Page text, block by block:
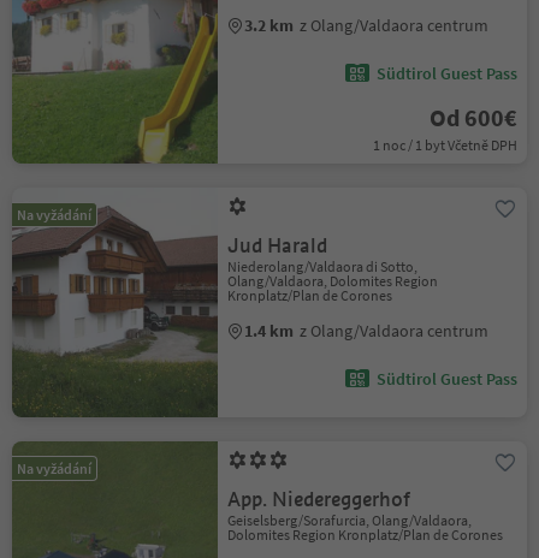
3.2 km z Olang/Valdaora centrum
Südtirol Guest Pass
Od 600€
1 noc / 1 byt Včetně DPH
Na vyžádání
Jud Harald
Niederolang/Valdaora di Sotto,
Olang/Valdaora, Dolomites Region
Kronplatz/Plan de Corones
1.4 km z Olang/Valdaora centrum
Südtirol Guest Pass
Na vyžádání
App. Niedereggerhof
Geiselsberg/Sorafurcia, Olang/Valdaora,
Dolomites Region Kronplatz/Plan de Corones